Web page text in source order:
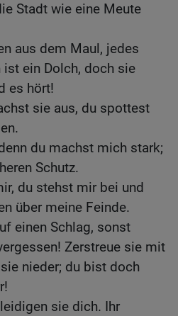
Stadt wie eine Meute
aus dem Maul, jedes
ein Dolch, doch sie
es hört!
sie aus, du spottest
du machst mich stark;
Schutz.
du stehst mir bei und
über meine Feinde.
einen Schlag, sonst
Zerstreue sie mit
nieder; du bist doch
sie dich. Ihr